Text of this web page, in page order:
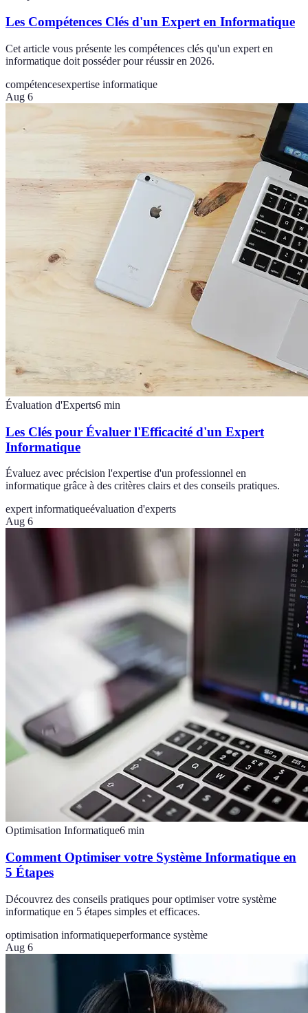
Les Compétences Clés d'un Expert en Informatique
Cet article vous présente les compétences clés qu'un expert en
informatique doit posséder pour réussir en 2026.
compétencesexpertise informatique
Aug 6
Évaluation d'Experts6 min
Les Clés pour Évaluer l'Efficacité d'un Expert
Informatique
Évaluez avec précision l'expertise d'un professionnel en
informatique grâce à des critères clairs et des conseils pratiques.
expert informatiqueévaluation d'experts
Aug 6
Optimisation Informatique6 min
Comment Optimiser votre Système Informatique en
5 Étapes
Découvrez des conseils pratiques pour optimiser votre système
informatique en 5 étapes simples et efficaces.
optimisation informatiqueperformance système
Aug 6